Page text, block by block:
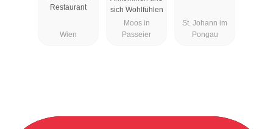
Restaurant
Wien
sich Wohlfühlen
Moos in
Passeier
St. Johann im
Pongau